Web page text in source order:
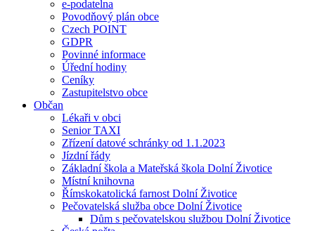
e-podatelna
Povodňový plán obce
Czech POINT
GDPR
Povinné informace
Úřední hodiny
Ceníky
Zastupitelstvo obce
Občan
Lékaři v obci
Senior TAXI
Zřízení datové schránky od 1.1.2023
Jízdní řády
Základní škola a Mateřská škola Dolní Životice
Místní knihovna
Římskokatolická farnost Dolní Životice
Pečovatelská služba obce Dolní Životice
Dům s pečovatelskou službou Dolní Životice